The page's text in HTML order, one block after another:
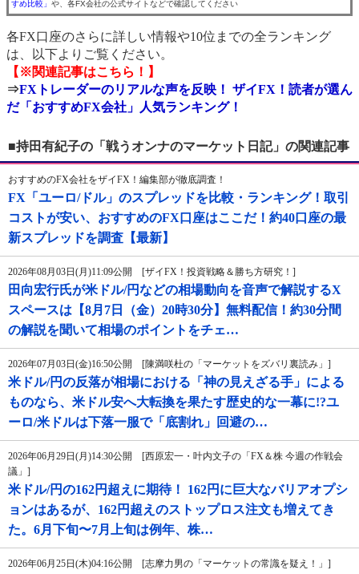
すめ比較」 や、各FX会社の公式サイトなどで確認してください
各FX口座のさらに詳しい情報や10位までの全ランキング
は、以下よりご覧ください。
【※関連記事はこちら！】
⇒FXトレーダーのリアルな声を反映！ ザイFX！読者が選ん
だ「おすすめFX会社」人気ランキング！
■持田有紀子の「戦うオンナのマーケット日記」の関連記事
おすすめのFX会社をザイFX！編集部が徹底調査！
FX「ユーロ/ドル」のスプレッドを比較・ランキング！取引
コストが安い、おすすめのFX口座はここだ！約40口座の最
新スプレッドを調査【最新】
2026年08月03日(月)11:09公開 [ザイFX！投資戦略＆勝ち方研究！]
田向宏行氏が米ドル/円などの相場動向を音声で解説するX
スペースは【8月7日（金）20時30分】無料配信！約30分間
の解説を聞いて相場のポイントをチェ…
2026年07月03日(金)16:50公開 [陳満咲杜の「マーケットをズバリ裏読み」]
米ドル/円の反落が相場における「神の見えざる手」による
ものなら、米ドル安へ大転換を果たす歴史的な一幕に!?ユ
ーロ/米ドルは下落一服で「底割れ」回避の…
2026年06月29日(月)14:30公開 [西原宏一・叶内文子の「FX＆株 今週の作戦会
議」]
米ドル/円の162円超えに期待！ 162円に巨大なバリアオプシ
ョンはあるが、162円超えのストップロス注文も増えてき
た。6月下旬〜7月上旬は例年、株…
2026年06月25日(木)04:16公開 [志摩力男の「マーケットの常識を疑え！」]